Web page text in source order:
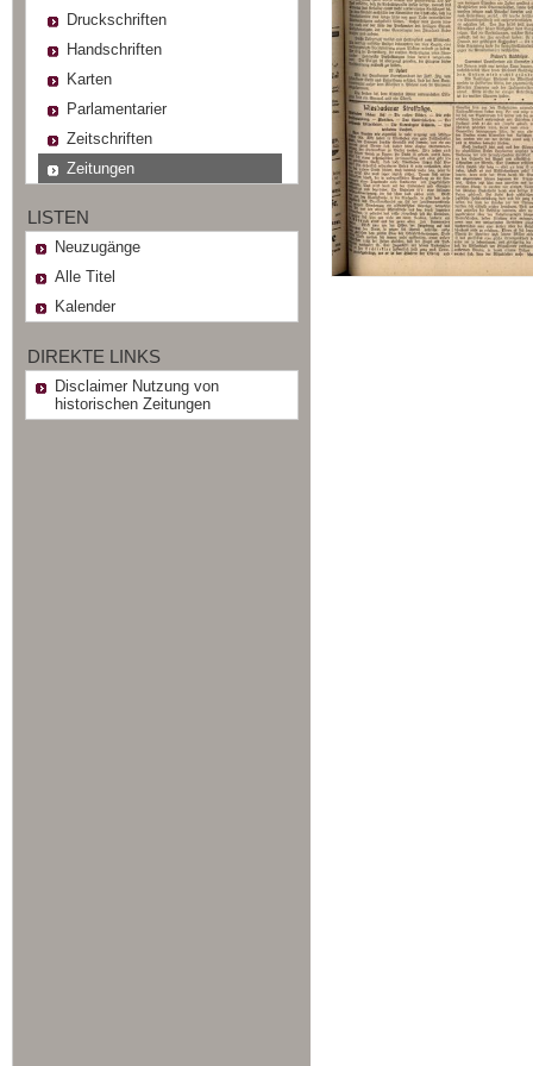
Druckschriften
Handschriften
Karten
Parlamentarier
Zeitschriften
Zeitungen
LISTEN
Neuzugänge
Alle Titel
Kalender
DIREKTE LINKS
Disclaimer Nutzung von
historischen Zeitungen